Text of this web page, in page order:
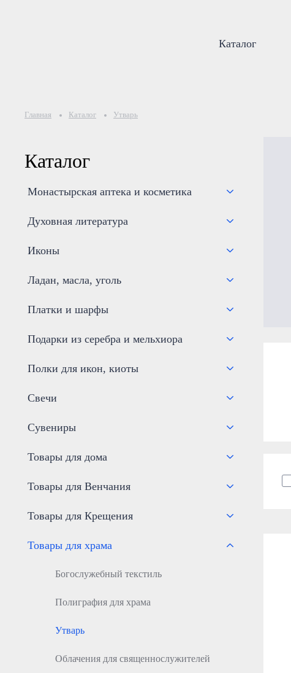
Каталог
Главная Каталог Утварь
Каталог
Монастырская аптека и косметика
Духовная литература
Иконы
Ладан, масла, уголь
Платки и шарфы
Подарки из серебра и мельхиора
Полки для икон, киоты
Свечи
Сувениры
Товары для дома
Товары для Венчания
Товары для Крещения
Товары для храма
Богослужебный текстиль
Полиграфия для храма
Утварь
Облачения для священнослужителей